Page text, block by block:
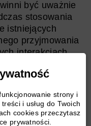
strony i
i usług do Twoich
cookies przeczytasz
prywatności.
być uważnie
stosowania
istniejących
przyjmowania
interakcjach
tego leku.